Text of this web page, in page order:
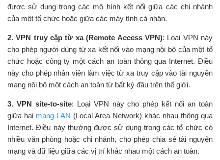
được sử dụng trong các mô hình kết nối giữa các chi nhánh
của một tổ chức hoặc giữa các máy tính cá nhân.
2. VPN truy cập từ xa (Remote Access VPN): Loại VPN này
cho phép người dùng từ xa kết nối vào mạng nội bộ của một tổ
chức hoặc công ty một cách an toàn thông qua Internet. Điều
này cho phép nhân viên làm việc từ xa truy cập vào tài nguyên
mạng nội bộ một cách an toàn từ bất kỳ đâu trên thế giới.
3. VPN site-to-site: Loại VPN này cho phép kết nối an toàn
giữa hai mạng LAN (Local Area Network) khác nhau thông qua
Internet. Điều này thường được sử dụng trong các tổ chức có
nhiều văn phòng hoặc chi nhánh, cho phép chia sẻ tài nguyên
mạng và dữ liệu giữa các vị trí khác nhau một cách an toàn.